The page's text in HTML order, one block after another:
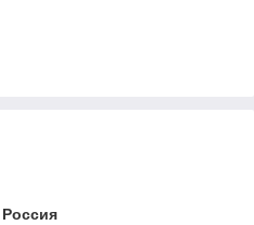
Россия